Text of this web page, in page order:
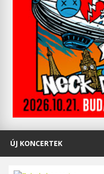
ÚJ KONCERTEK